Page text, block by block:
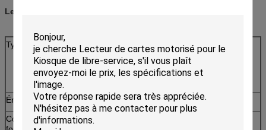
Les spécifications:
Type de carte
Carte RF:ISO14443Types A et B
La carte SAM:
ISO7816 T=0,T=1 carte SAM (deux
emplacements SAM)
Énergie électrique
DC 5V ± 5%
Courant de